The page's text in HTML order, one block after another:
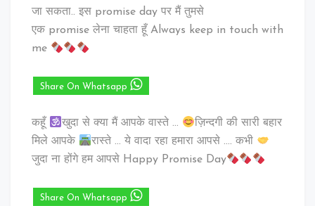
जा सकता.. इस promise day पर मैं तुमसे
एक promise लेना चाहता हूँ Always keep in touch with
me
Share On Whatsapp
कहूँ खुदा से क्या मैं आपके वास्ते …
ज़िन्दगी की सारी बहार
मिले आपके
रास्ते … ये वादा रहा हमारा आपसे …. कभी
जुदा ना होंगे हम आपसे Happy Promise Day
Share On Whatsapp